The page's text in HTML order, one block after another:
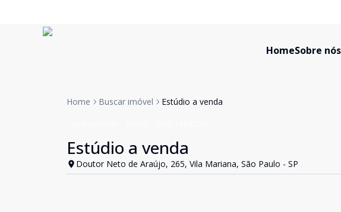
HomeSobre nós
Home Buscar imóvel Estúdio a venda
Estúdio a venda
Doutor Neto de Araújo, 265, Vila Mariana, São Paulo - SP